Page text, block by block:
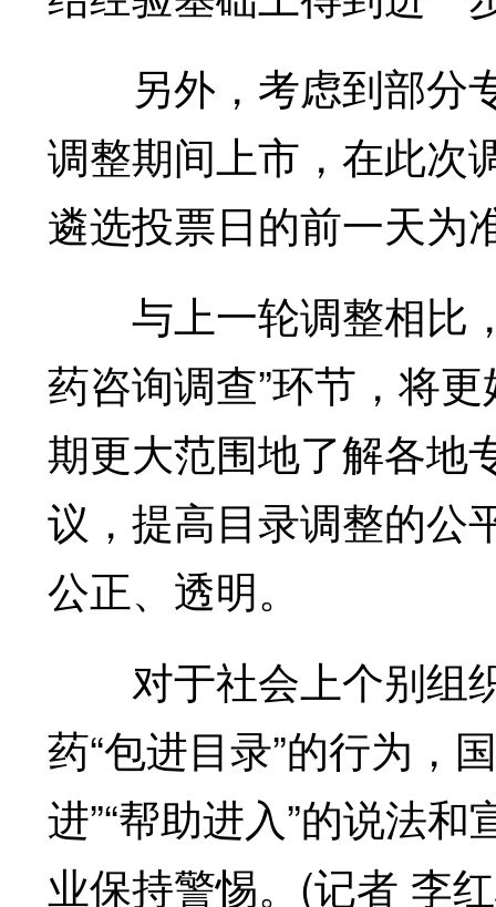
另外，考虑到部分
调整期间上市，在此次
遴选投票日的前一天为
与上一轮调整相比，
药咨询调查”环节，将
期更大范围地了解各地
议，提高目录调整的公
公正、透明。
对于社会上个别组织
药“包进目录”的行为，
进”“帮助进入”的说法
业保持警惕。(记者 李